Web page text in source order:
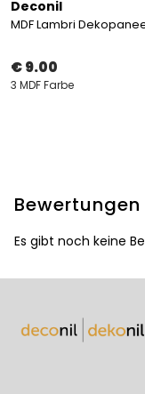
Deconil
€ 9.00
3 MDF Farbe
Bewertungen
Es gibt noch keine